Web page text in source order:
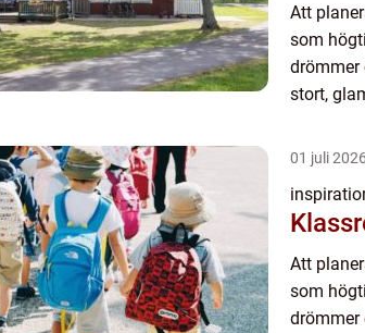
Att
som
drömmer
stort,
01 juli 2026
Att
som
drömmer